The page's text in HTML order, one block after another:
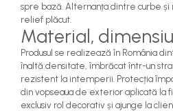
spre bază. Alternanța dintre curbe
relief plăcut.
Material,
Produsul se realizează în România
înaltă densitate, îmbrăcat într-un
rezistent la intemperii. Protecția
din vopseaua de exterior aplicată la
exclusiv rol decorativ și ajunge la